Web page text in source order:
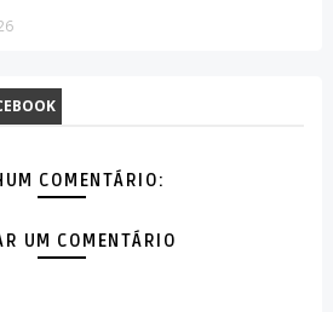
COMENTÁRIO:
UM COMENTÁRIO